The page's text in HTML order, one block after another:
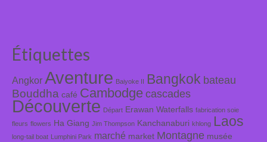
Étiquettes
Angkor Aventure Baiyoke II Bangkok bateau
Bouddha café Cambodge cascades
Découverte Départ Erawan Waterfalls fabrication soie
fleurs flowers Ha Giang Jim Thompson Kanchanaburi khlong Laos
long-tail boat Lumphini Park marché market Montagne musée